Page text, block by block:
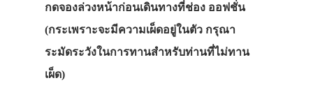
กดจองล่วงหน้าก่อนเดินทางที่ช่อง ออฟชั่น
(กระเพราะจะมีความเผ็ดอยู่ในตัว กรุณา
ระมัดระวังในการทานสำหรับท่านที่ไม่ทาน
เผ็ด)